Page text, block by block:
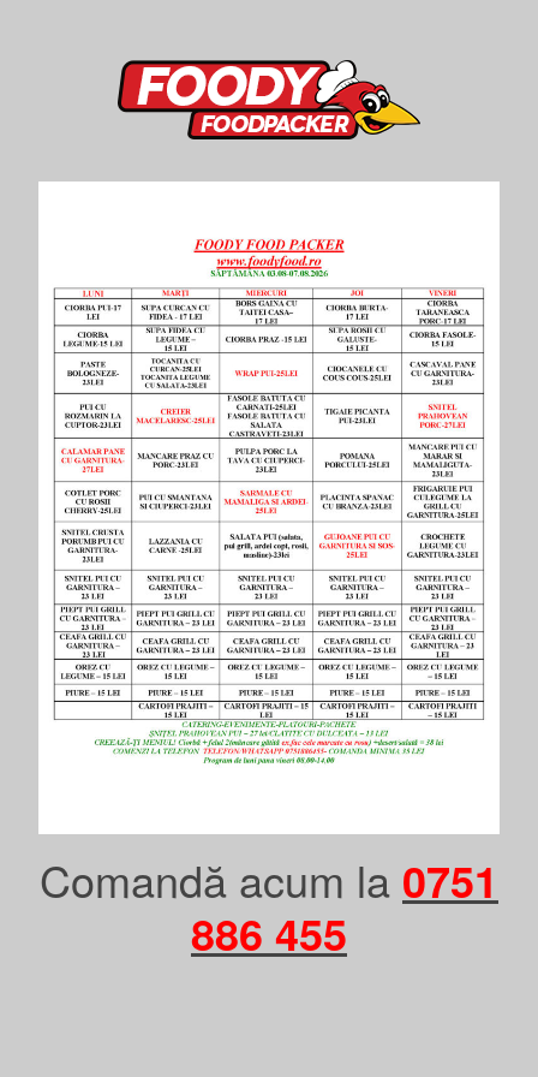
Comandă acum la 0751
886 455